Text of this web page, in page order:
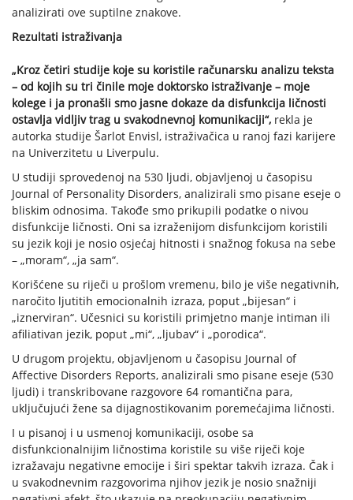
analizirati ove suptilne znakove.
Rezultati istraživanja
„Kroz četiri studije koje su koristile računarsku analizu teksta
– od kojih su tri činile moje doktorsko istraživanje – moje
kolege i ja pronašli smo jasne dokaze da disfunkcija ličnosti
ostavlja vidljiv trag u svakodnevnoj komunikaciji“, rekla je
autorka studije Šarlot Envisl, istraživačica u ranoj fazi karijere
na Univerzitetu u Liverpulu.
U studiji sprovedenoj na 530 ljudi, objavljenoj u časopisu
Journal of Personality Disorders, analizirali smo pisane eseje o
bliskim odnosima. Takođe smo prikupili podatke o nivou
disfunkcije ličnosti. Oni sa izraženijom disfunkcijom koristili
su jezik koji je nosio osjećaj hitnosti i snažnog fokusa na sebe
– „moram“, „ja sam“.
Korišćene su riječi u prošlom vremenu, bilo je više negativnih,
naročito ljutitih emocionalnih izraza, poput „bijesan“ i
„iznerviran“. Učesnici su koristili primjetno manje intiman ili
afiliativan jezik, poput „mi“, „ljubav“ i „porodica“.
U drugom projektu, objavljenom u časopisu Journal of
Affective Disorders Reports, analizirali smo pisane eseje (530
ljudi) i transkribovane razgovore 64 romantična para,
uključujući žene sa dijagnostikovanim poremećajima ličnosti.
I u pisanoj i u usmenoj komunikaciji, osobe sa
disfunkcionalnijim ličnostima koristile su više riječi koje
izražavaju negativne emocije i širi spektar takvih izraza. Čak i
u svakodnevnim razgovorima njihov jezik je nosio snažniji